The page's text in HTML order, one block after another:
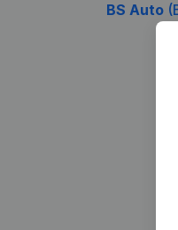
BS Auto